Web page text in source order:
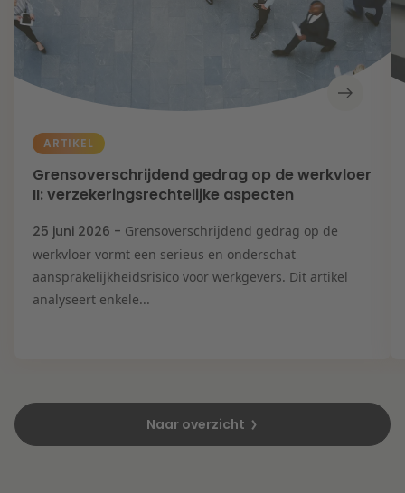
ARTIKEL
Grensoverschrijdend gedrag op de werkvloer
II: verzekeringsrechtelijke aspecten
25 juni 2026 - Grensoverschrijdend gedrag op de
werkvloer vormt een serieus en onderschat
aansprakelijkheidsrisico voor werkgevers. Dit artikel
analyseert enkele...
Naar overzicht